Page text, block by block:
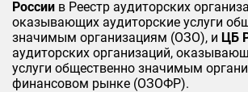
России в Реестр аудиторских
оказывающих аудиторские услуги
значимым организациям (ОЗО), и ЦБ
аудиторских организаций,
услуги общественно значимым
финансовом рынке (ОЗОФР).